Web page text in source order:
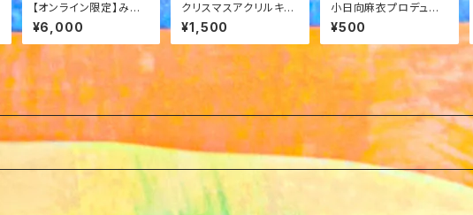
【オンライン限定】みす
みまみれフルコースラン
チボックスセット
¥6,000
クリスマスアクリルキー
ホルダー
¥1,500
小日向麻衣プロデュー
スグッズ『ランダム証明
写真キーホルダー』
¥500